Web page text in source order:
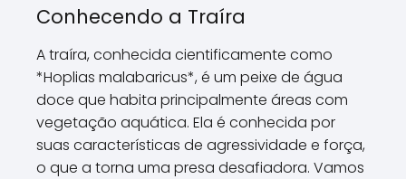
Conhecendo a Traíra
A traíra, conhecida cientificamente como
*Hoplias malabaricus*, é um peixe de água
doce que habita principalmente áreas com
vegetação aquática. Ela é conhecida por
suas características de agressividade e força,
o que a torna uma presa desafiadora. Vamos